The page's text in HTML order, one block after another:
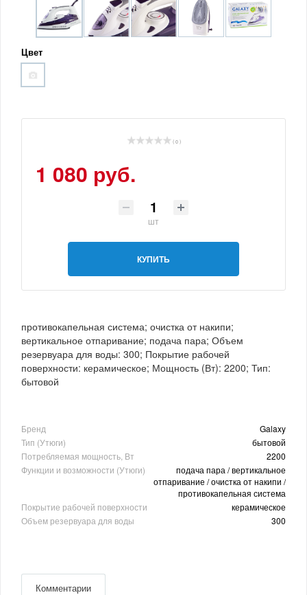
Цвет
( 0 )
1 080 руб.
шт
КУПИТЬ
противокапельная система; очистка от накипи;
вертикальное отпаривание; подача пара; Объем
резервуара для воды: 300; Покрытие рабочей
поверхности: керамическое; Мощность (Вт): 2200; Тип:
бытовой
Бренд
Galaxy
Тип (Утюги)
бытовой
Потребляемая мощность, Вт
2200
Функции и возможности (Утюги)
подача пара / вертикальное
отпаривание / очистка от накипи /
противокапельная система
Покрытие рабочей поверхности
керамическое
Объем резервуара для воды
300
Комментарии